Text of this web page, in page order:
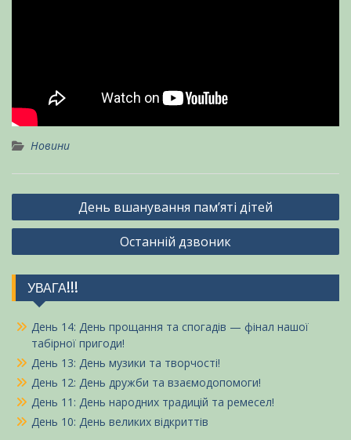
Новини
Навігація
записів
День вшанування пам’яті дітей
Останній дзвоник
УВАГА!!!
День 14: День прощання та спогадів — фінал нашої
табірної пригоди!
День 13: День музики та творчості!
День 12: День дружби та взаємодопомоги!
День 11: День народних традицій та ремесел!
День 10: День великих відкриттів